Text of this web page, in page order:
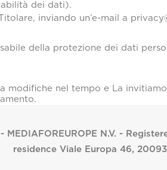
dei dati).
inviando un’e-mail a
della protezione dei dati
modifiche nel tempo e La
- MEDIAFOREUROPE N.V. -
residence Viale Europa 46,